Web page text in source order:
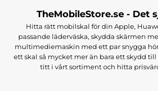
TheMobileStore.se -
Hitta rätt mobilskal för din Apple,
passande läderväska, skydda skärmen
multimediemaskin med ett par snygga
ett skal så mycket mer än bara ett skydd
titt i vårt sortiment och hitta